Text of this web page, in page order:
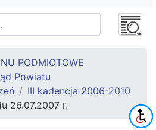
PODMIOTOWE
Powiatu
III kadencja 2006-2010
26.07.2007 r.